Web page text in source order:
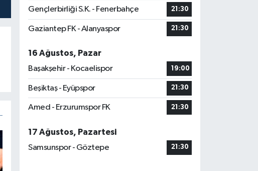
Gençlerbirliği S.K. - Fenerbahçe 21:30
Gaziantep FK - Alanyaspor 21:30
16 Ağustos, Pazar
Başakşehir - Kocaelispor
19:00
Beşiktaş - Eyüpspor 21:30
Amed - Erzurumspor FK 21:30
17 Ağustos, Pazartesi
Samsunspor - Göztepe
21:30